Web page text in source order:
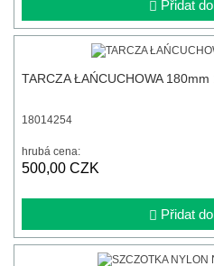
Přidat
TARCZA ŁAŃCUCHOWA
18014254
hrubá cena:
500,00 CZK
Přidat